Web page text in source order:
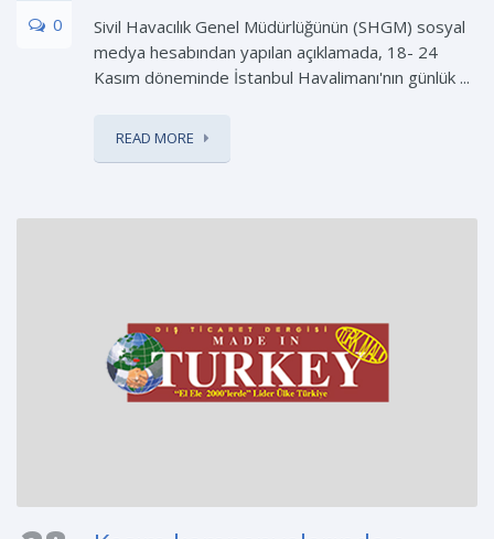
0
Sivil Havacılık Genel Müdürlüğünün (SHGM) sosyal
medya hesabından yapılan açıklamada, 18- 24
Kasım döneminde İstanbul Havalimanı'nın günlük ...
READ MORE